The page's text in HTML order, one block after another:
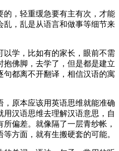
的，轻重缓急要有主有次，才能
乱，乱是从语言和做事等细节来
以学，比如有的家长，眼前不需
佛脚，去学了，但是都是建立
句都离不开翻译，相信汉语的寓
原本应该用英语思维就能准确
汉语思维去理解汉语意思，自
偏差。就像隔了一层青纱帐，
方面，就有生搬硬套的可能。